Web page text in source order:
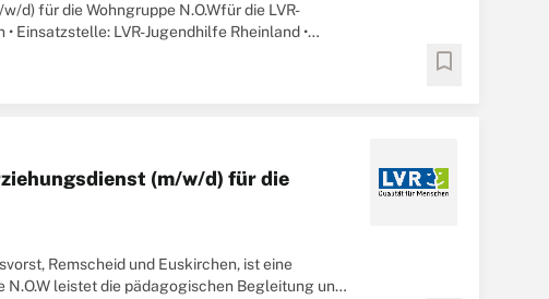
d) für die Wohngruppe N.O.Wfür die LVR-
Einsatzstelle: LVR-Jugendhilfe Rheinland •
bookmark
(m/w/d) für die
Remscheid und Euskirchen, ist eine
leistet die pädagogischen Begleitung und